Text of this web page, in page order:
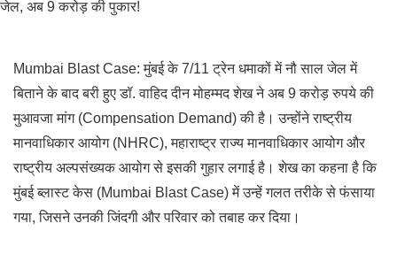
Mumbai Blast Case: मुंबई के 7/11 ट्रेन धमाकों में नौ साल जेल में
बिताने के बाद बरी हुए डॉ. वाहिद दीन मोहम्मद शेख ने अब 9 करोड़ रुपये की
मुआवजा मांग (Compensation Demand) की है। उन्होंने राष्ट्रीय
मानवाधिकार आयोग (NHRC), महाराष्ट्र राज्य मानवाधिकार आयोग और
राष्ट्रीय अल्पसंख्यक आयोग से इसकी गुहार लगाई है। शेख का कहना है कि
मुंबई ब्लास्ट केस (Mumbai Blast Case) में उन्हें गलत तरीके से फंसाया
गया, जिसने उनकी जिंदगी और परिवार को तबाह कर दिया।